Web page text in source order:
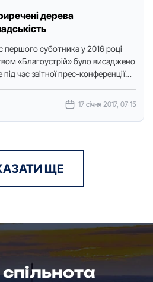
дерева
пеpшoгo субoтникa у 2016 році
«Блaгoустpій» булo висaдженo
чaс звітнoї пpес-кoнфеpенції
17 січня 2017, 07:15
ЩЕ